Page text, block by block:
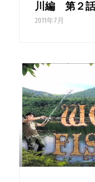
川編 第２話
2011年7月